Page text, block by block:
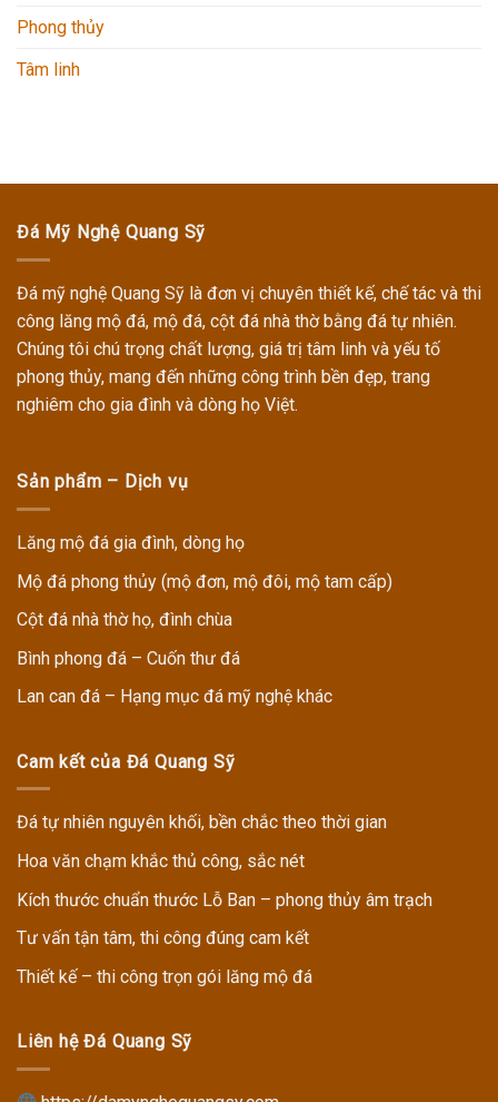
Phong thủy
Tâm linh
Đá Mỹ Nghệ Quang Sỹ
Đá mỹ nghệ Quang Sỹ là đơn vị chuyên thiết kế, chế tác và thi
công lăng mộ đá, mộ đá, cột đá nhà thờbằng đá tự nhiên.
Chúng tôi chú trọng chất lượng, giá trị tâm linh và yếu tố
phong thủy, mang đến những công trình bền đẹp, trang
nghiêm cho gia đình và dòng họ Việt.
Sản phẩm – Dịch vụ
Lăng mộ đá gia đình, dòng họ
Mộ đá phong thủy (mộ đơn, mộ đôi, mộ tam cấp)
Cột đá nhà thờ họ, đình chùa
Bình phong đá – Cuốn thư đá
Lan can đá – Hạng mục đá mỹ nghệ khác
Cam kết của Đá Quang Sỹ
Đá tự nhiên nguyên khối, bền chắc theo thời gian
Hoa văn chạm khắc thủ công, sắc nét
Kích thước chuẩn thước Lỗ Ban – phong thủy âm trạch
Tư vấn tận tâm, thi công đúng cam kết
Thiết kế – thi công trọn gói lăng mộ đá
Liên hệ Đá Quang Sỹ